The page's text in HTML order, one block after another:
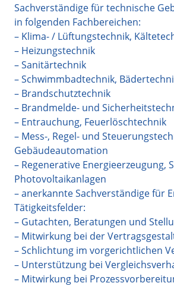
Sachverständige für technische
in folgenden Fachbereichen:
– Klima- / Lüftungstechnik,
– Heizungstechnik
– Sanitärtechnik
– Schwimmbadtechnik,
– Brandschutztechnik
– Brandmelde- und
– Entrauchung, Feuerlöschtechnik
– Mess-, Regel- und
Gebäudeautomation
– Regenerative Energieerzeugung,
Photovoltaikanlagen
– anerkannte Sachverständige für
Tätigkeitsfelder:
– Gutachten, Beratungen und
– Mitwirkung bei der
– Schlichtung im vorgerichtlichen
– Unterstützung bei
– Mitwirkung bei